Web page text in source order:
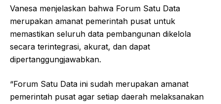
Vanesa menjelaskan bahwa Forum Satu Data
merupakan amanat pemerintah pusat untuk
memastikan seluruh data pembangunan dikelola
secara terintegrasi, akurat, dan dapat
dipertanggungjawabkan.
“Forum Satu Data ini sudah merupakan amanat
pemerintah pusat agar setiap daerah melaksanakan